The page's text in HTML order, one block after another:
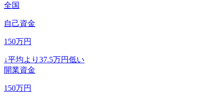
全国
自己資金
150万円
↓平均より 37.5万円低い
開業資金
150万円